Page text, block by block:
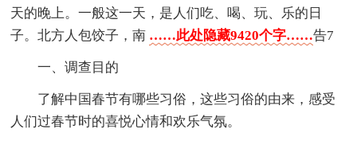
天的晚上。一般这一天，是人们吃、喝、玩、乐的日
子。北方人包饺子，南 ……此处隐藏9420个字……告7
一、调查目的
了解中国春节有哪些习俗，这些习俗的由来，感受
人们过春节时的喜悦心情和欢乐气氛。